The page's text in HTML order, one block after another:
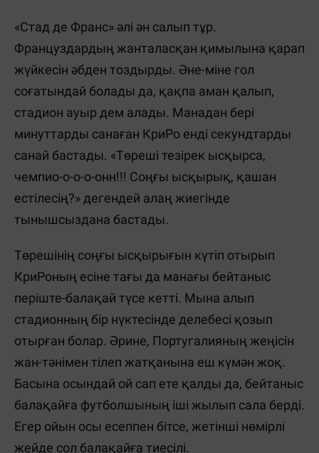
«Стад де Франс» әлі ән салып тұр.
Француздардың жанталасқан қимылына қарап
жүйкесін әбден тоздырды. Әне-міне гол
соғатындай болады да, қақпа аман қалып,
стадион ауыр дем алады. Манадан бері
минуттарды санаған КриРо енді секундтарды
санай бастады. «Төреші тезірек ысқырса,
чемпио-о-о-о-онн!!! Соңғы ысқырық, қашан
естілесің?» дегендей алаң жиегінде
тынышсыздана бастады.
Төрешінің соңғы ысқырығын күтіп отырып
КриРоның есіне тағы да манағы бейтаныс
періште-балақай түсе кетті. Мына алып
стадионның бір нүктесінде делебесі қозып
отырған болар. Әрине, Португалияның жеңісін
жан-тәнімен тілеп жатқанына еш күмән жоқ.
Басына осындай ой сап ете қалды да, бейтаныс
балақайға футболшының іші жылып сала берді.
Егер ойын осы есеппен бітсе, жетінші нөмірлі
жейде сол балақайға тиесілі.